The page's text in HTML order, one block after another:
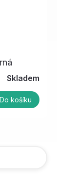
Skladem
Do košíku